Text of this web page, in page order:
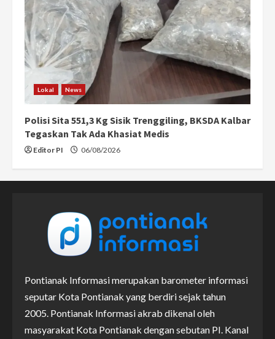
Lokal News
Polisi Sita 551,3 Kg Sisik Trenggiling, BKSDA Kalbar
Tegaskan Tak Ada Khasiat Medis
Editor PI 06/08/2026
Pontianak Informasi merupakan barometer informasi
seputar Kota Pontianak yang berdiri sejak tahun
2005. Pontianak Informasi akrab dikenal oleh
masyarakat Kota Pontianak dengan sebutan PI. Kanal